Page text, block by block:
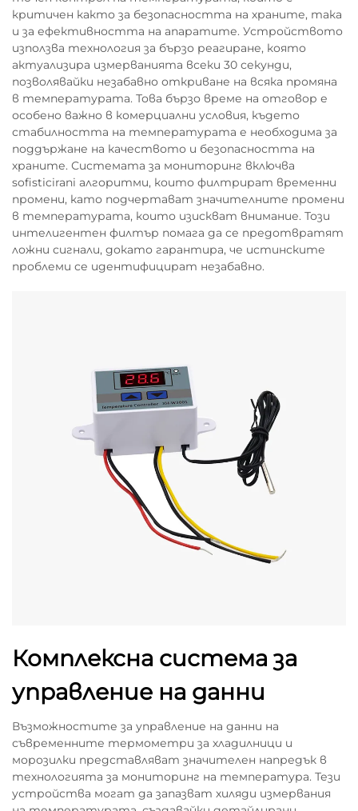
критичен както за безопасността на храните, така
и за ефективността на апаратите. Устройството
използва технология за бързо реагиране, която
актуализира измерванията всеки 30 секунди,
позволявайки незабавно откриване на всяка промяна
в температурата. Това бързо време на отговор е
особено важно в комерциални условия, където
стабилността на температурата е необходима за
поддържане на качеството и безопасността на
храните. Системата за мониторинг включва
sofisticirani алгоритми, които филтрират временни
промени, като подчертават значителните промени
в температурата, които изискват внимание. Този
интелигентен филтър помага да се предотвратят
ложни сигнали, докато гарантира, че истинските
проблеми се идентифицират незабавно.
Комплексна система за
управление на данни
Възможностите за управление на данни на
съвременните термометри за хладилници и
морозилки представляват значителен напредък в
технологията за мониторинг на температура. Тези
устройства могат да запазват хиляди измервания